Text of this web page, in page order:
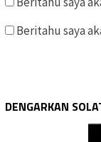
Beritahu saya
DENGARKAN